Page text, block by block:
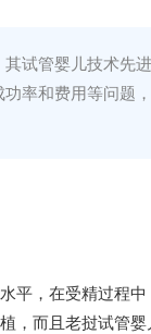
试管婴儿技术先
率和费用等问题
平，在受精过程
，而且老挝试管